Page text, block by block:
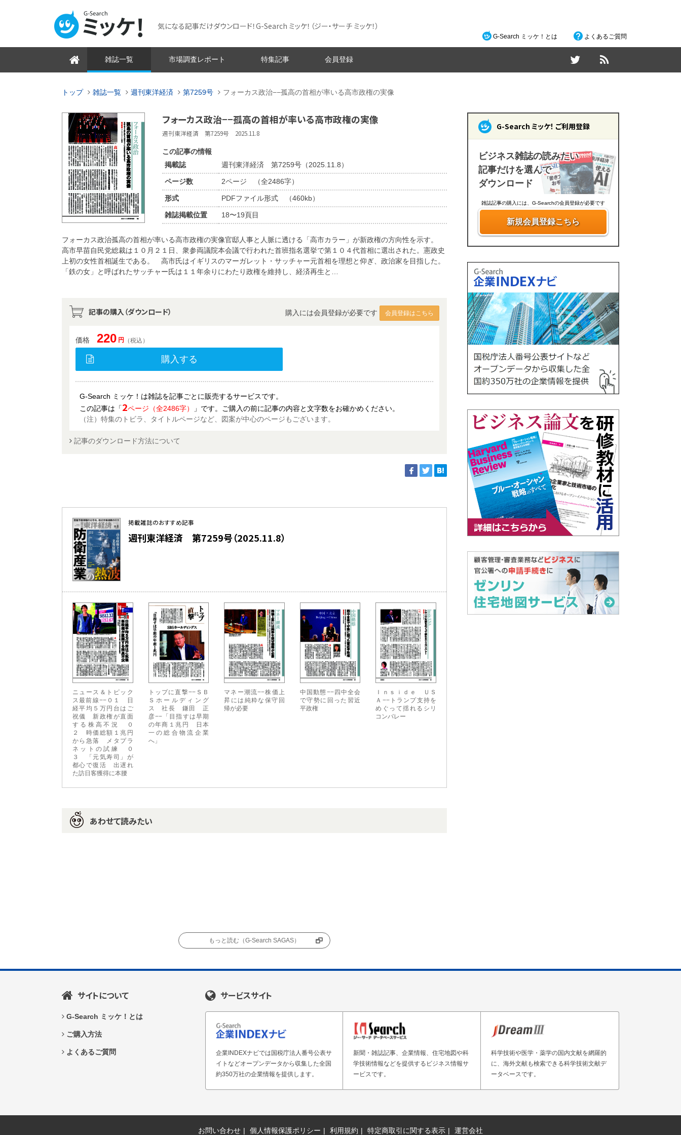
気になる記事だけダウンロード！G-Search ミッケ！ （ジー・サーチ ミッケ！）
G-Search ミッケ！とは よくあるご質問
雑誌一覧 市場調査レポート 特集記事 会員登録
トップ 雑誌一覧 週刊東洋経済 第7259号 フォーカス政治−−孤高の首相が率いる高市政権の実像
フォーカス政治−−孤高の首相が率いる高市政権の実像
週刊東洋経済 第7259号 2025.11.8
この記事の情報
掲載誌
週刊東洋経済 第7259号（2025.11.8）
ページ数 2ページ （全2486字）
形式 PDFファイル形式 （460kb）
雑誌掲載位置 18〜19頁目
フォーカス政治孤高の首相が率いる高市政権の実像官邸人事と人脈に透ける「高市カラー」が新政権の方向性を示す。
高市早苗自民党総裁は１０月２１日、衆参両議院本会議で行われた首班指名選挙で第１０４代首相に選出された。憲政史
上初の女性首相誕生である。 高市氏はイギリスのマーガレット・サッチャー元首相を理想と仰ぎ、政治家を目指した。
「鉄の女」と呼ばれたサッチャー氏は１１年余りにわたり政権を維持し、経済再生と…
記事の購入（ダウンロード） 購入には会員登録が必要です 会員登録はこちら
価格 220 円 （税込）
購入する
G-Search ミッケ！は雑誌を記事ごとに販売するサービスです。
この記事は「2ページ（全2486字）
」です。ご購入の前に記事の内容と文字数をお確かめください。
（注）特集のトビラ、タイトルページなど、図案が中心のページもございます。
記事のダウンロード方法について
掲載雑誌のおすすめ記事
週刊東洋経済 第7259号（2025.11.8）
ニュース＆トピック
ス最前線−−０１ 日
経平均５万円台はご
祝儀 新政権が直面
する株高不況 ０
２ 時価総額１兆円
から急落 メタプラ
ネットの試練 ０
３ 「元気寿司」が
都心で復活 出遅れ
た訪日客獲得に本腰
トップに直撃−−ＳＢ
Ｓホールディング
ス 社長 鎌田 正
彦−−「目指すは早期
の年商１兆円 日本
一の総合物流企業
へ」
マネー潮流−−株価上
昇には純粋な保守回
帰が必要
中国動態−−四中全会
で守勢に回った習近
平政権
Ｉｎｓｉｄｅ ＵＳ
Ａ−−トランプ支持を
めぐって揺れるシリ
コンバレー
あわせて読みたい
もっと読む（G-Search SAGAS）
G-Search ミッケ！ ご利用登録
ビジネス雑誌の読みたい
記事だけを選んで
ダウンロード
雑誌記事の購入には、G-Searchの会員登録が必要です
新規会員登録こちら
サイトについて
G-Search ミッケ！とは
ご購入方法
よくあるご質問
サービスサイト
企業INDEXナビでは国税庁法人番号公表サ
イトなどオープンデータから収集した全国
約350万社の企業情報を提供します。
新聞・雑誌記事、企業情報、住宅地図や科
学技術情報などを提供するビジネス情報サ
ービスです。
科学技術や医学・薬学の国内文献を網羅的
に、海外文献も検索できる科学技術文献デ
ータベースです。
お問い合わせ 個人情報保護ポリシー 利用規約 特定商取引に関する表示 運営会社